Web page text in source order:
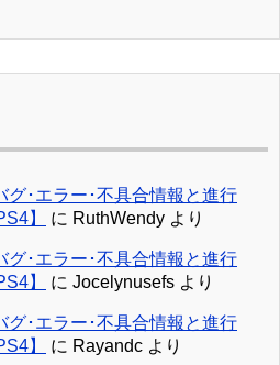
グ･エラー･不具合情報と進行
】
に RuthWendy より
グ･エラー･不具合情報と進行
】
に Jocelynusefs より
グ･エラー･不具合情報と進行
】
に Rayandc より